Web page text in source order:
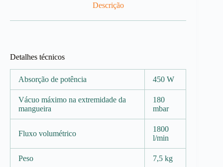
Descrição
Detalhes técnicos
Absorção de potência 450 W
Vácuo máximo na extremidade da
mangueira
180
mbar
Fluxo volumétrico
1800
l/min
Peso 7,5 kg